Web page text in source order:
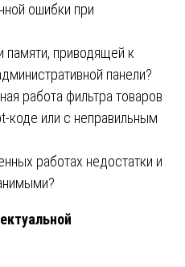
ошибки при
памяти, приводящей к
панели?
работа фильтра товаров
коде или с неправильным
работах недостатки и